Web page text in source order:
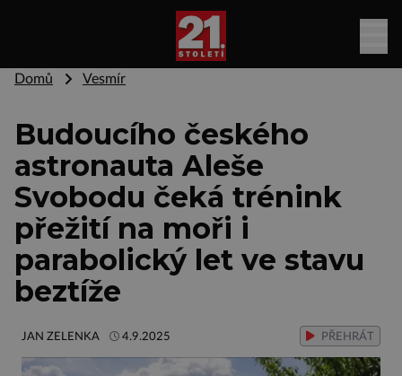
Domů Vesmír
Budoucího českého
astronauta Aleše
Svobodu čeká trénink
přežití na moři i
parabolický let ve stavu
beztíže
JAN ZELENKA 4.9.2025 PŘEHRÁT